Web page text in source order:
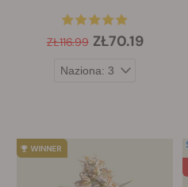
ZŁ116.99 ZŁ70.19